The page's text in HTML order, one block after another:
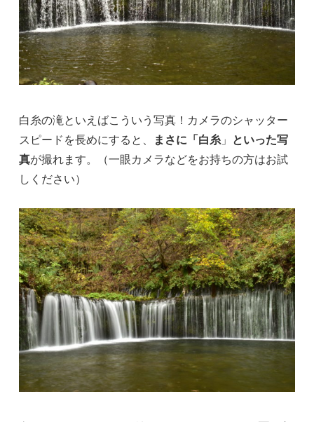
白糸の滝といえばこういう写真！カメラのシャッター
スピードを長めにすると、
まさに「白糸 」
といった写
真が撮れます。（一眼カメラなどをお持ちの方はお試
しください）